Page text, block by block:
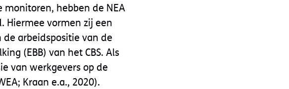
hebben de NEA
Hiermee vormen zij een
arbeidspositie van de
(EBB) van het CBS. Als
van werkgevers op de
Kraan e.a., 2020).